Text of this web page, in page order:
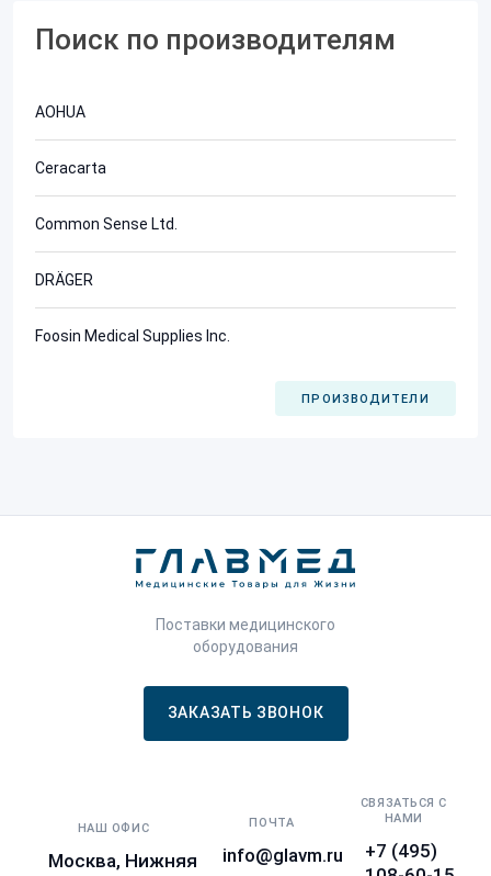
Поиск по производителям
AOHUA
Ceracarta
Common Sense Ltd.
DRÄGER
Foosin Medical Supplies Inc.
ПРОИЗВОДИТЕЛИ
Поставки медицинского
оборудования
ЗАКАЗАТЬ ЗВОНОК
НАШ ОФИС
Москва, Нижняя
ПОЧТА
info@glavm.ru
СВЯЗАТЬСЯ С
НАМИ
+7 (495)